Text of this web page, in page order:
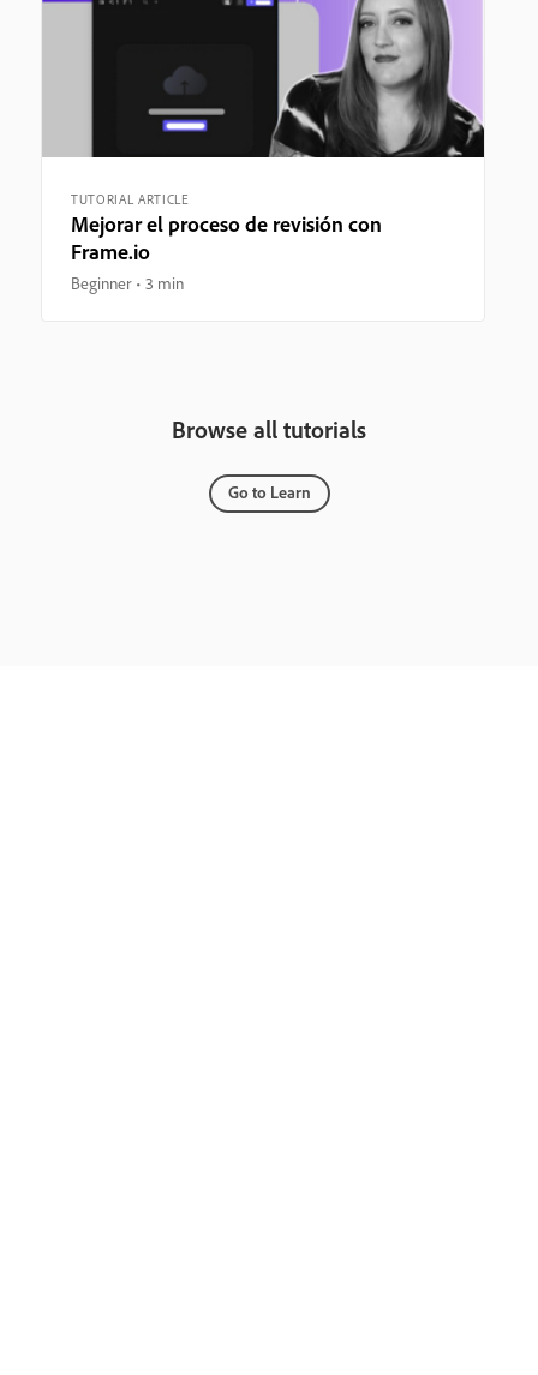
TUTORIAL ARTICLE
Mejorar el proceso de revisión con
Frame.io
Beginner 3 min
Browse all tutorials
Go to Learn